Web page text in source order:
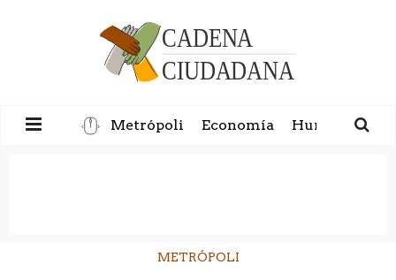
Metrópoli Economía Humanidad
METRÓPOLI